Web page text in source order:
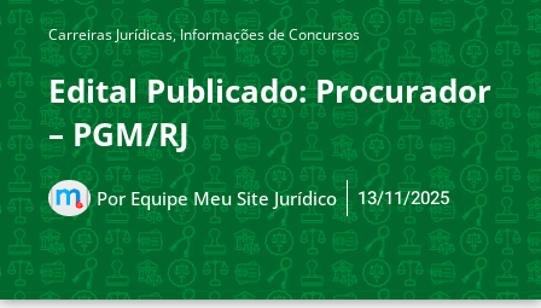
Carreiras Jurídicas,Informações de Concursos
Edital Publicado: Procurador
– PGM/RJ
Por Equipe Meu Site Jurídico 13/11/2025